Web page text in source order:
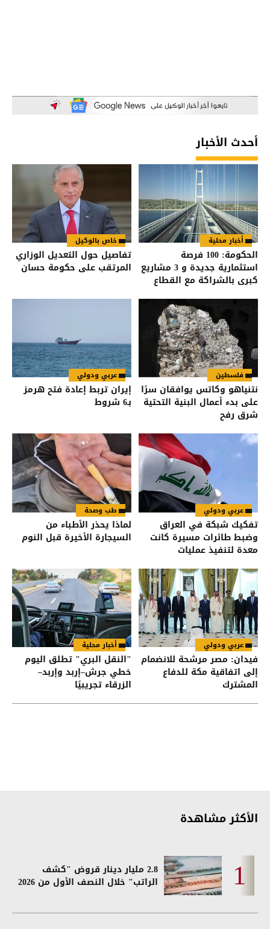
أحدث الأخبار
أخبار محلية
الحكومة: 100 فرصة
استثمارية جديدة و 3 مشاريع
كبرى بالشراكة مع القطاع
خاص بالوكيل
تفاصيل حول التعديل الوزاري
المرتقب على حكومة حسان
فلسطين
نتنياهو وكاتس يوافقان سرًا
على بدء أعمال البنية التحتية
شرق رفح
عربي ودولي
إيران تربط إعادة فتح هرمز
بـ6 شروط
عربي ودولي
تفكيك شبكة في العراق
وضبط طائرات مسيرة كانت
معدة لتنفيذ عمليات
طب وصحة
لماذا يحذر الأطباء من
السيجارة الأخيرة قبل النوم
عربي ودولي
فيدان: مصر مرشحة للانضمام
إلى اتفاقية مكة للدفاع
المشترك
أخبار محلية
"النقل البري" تطلق اليوم
خطي جرش–إربد وإربد–
الزرقاء تجريبيًا
الأكثر مشاهدة
2.8 مليار دينار قروض "كشف
الراتب" خلال النصف الأول من 2026